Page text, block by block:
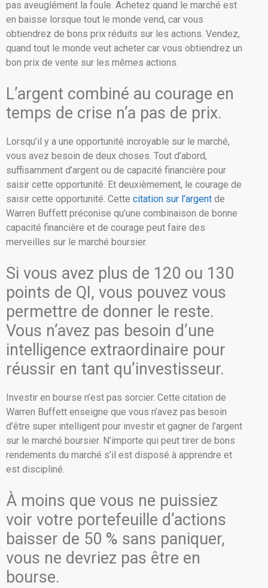
pas aveuglément la foule. Achetez quand le marché est
en baisse lorsque tout le monde vend, car vous
obtiendrez de bons prix réduits sur les actions. Vendez,
quand tout le monde veut acheter car vous obtiendrez un
bon prix de vente sur les mêmes actions.
L’argent combiné au courage en
temps de crise n’a pas de prix.
Lorsqu’il y a une opportunité incroyable sur le marché,
vous avez besoin de deux choses. Tout d’abord,
suffisamment d’argent ou de capacité financière pour
saisir cette opportunité. Et deuxièmement, le courage de
saisir cette opportunité. Cette citation sur l’argent de
Warren Buffett préconise qu’une combinaison de bonne
capacité financière et de courage peut faire des
merveilles sur le marché boursier.
Si vous avez plus de 120 ou 130
points de QI, vous pouvez vous
permettre de donner le reste.
Vous n’avez pas besoin d’une
intelligence extraordinaire pour
réussir en tant qu’investisseur.
Investir en bourse n’est pas sorcier. Cette citation de
Warren Buffett enseigne que vous n’avez pas besoin
d’être super intelligent pour investir et gagner de l’argent
sur le marché boursier. N’importe qui peut tirer de bons
rendements du marché s’il est disposé à apprendre et
est discipliné.
À moins que vous ne puissiez
voir votre portefeuille d’actions
baisser de 50 % sans paniquer,
vous ne devriez pas être en
bourse.